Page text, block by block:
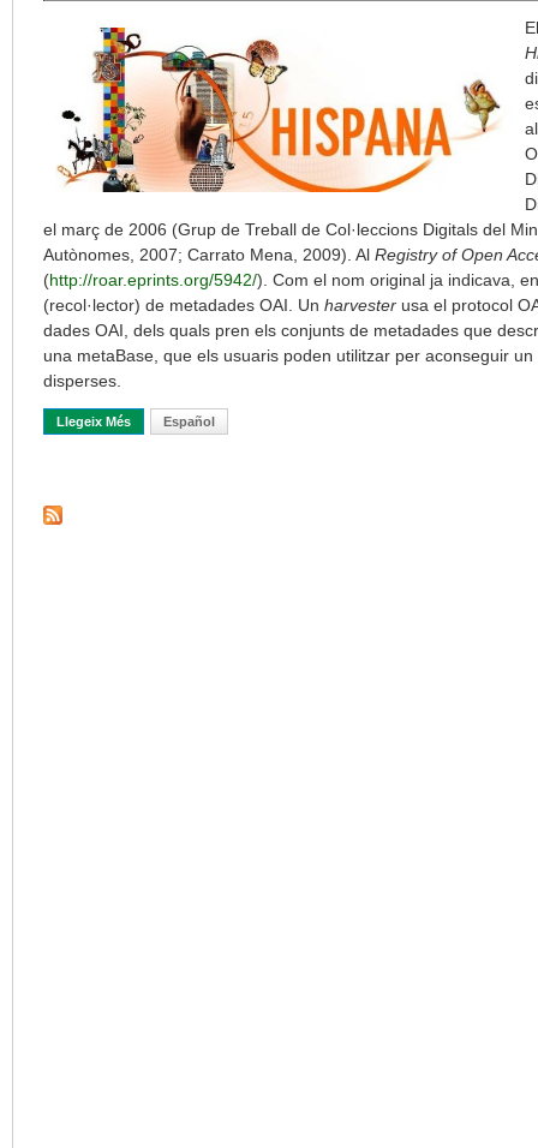
el març de 2006 (Grup de Treball de Col·leccions Digitals del
Autònomes, 2007; Carrato Mena, 2009). Al Registry of Open
(http://roar.eprints.org/5942/). Com el nom original ja indicava,
(recol·lector) de metadades OAI. Un harvester usa el protocol
dades OAI, dels quals pren els conjunts de metadades que
una metaBase, que els usuaris poden utilitzar per aconseguir
disperses.
Llegeix Més Sobre Hispana: Una Revisió Crítica
Español